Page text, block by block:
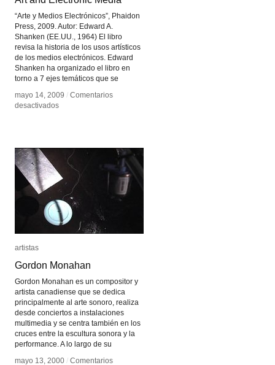
“Arte y Medios Electrónicos”, Phaidon
Press, 2009. Autor: Edward A.
Shanken (EE.UU., 1964) El libro
revisa la historia de los usos artísticos
de los medios electrónicos. Edward
Shanken ha organizado el libro en
torno a 7 ejes temáticos que se
mayo 14, 2009 / Comentarios
desactivadosen
Media
mayo 14, 2009 / Comentarios
desactivadosen
Media
artistas
Gordon Monahan
Gordon Monahan es un compositor y
artista canadiense que se dedica
principalmente al arte sonoro, realiza
desde conciertos a instalaciones
multimedia y se centra también en los
cruces entre la escultura sonora y la
performance. A lo largo de su
mayo 13, 2000 / Comentarios
artistas
Gordon Monahan
mayo 13, 2000 / Comentarios